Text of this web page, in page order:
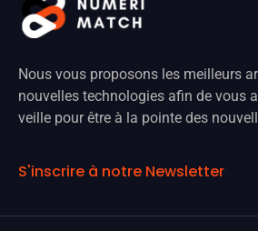
Nous vous proposons les meilleurs
nouvelles technologies afin de vous
veille pour être à la pointe des
S'inscrire à notre Newsletter